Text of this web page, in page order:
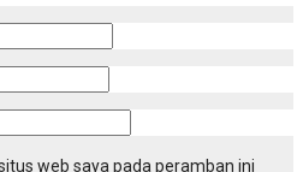
web saya pada peramban ini